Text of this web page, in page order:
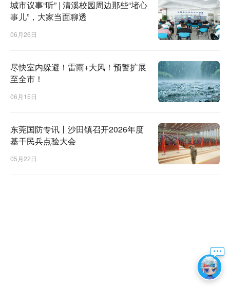
城市议事“听” | 清溪校园周边那些“堵心
事儿”，大家当面聊透
06月26日
尽快室内躲避！雷雨+大风！预警扩展
至全市！
06月15日
东莞国防专讯丨沙田镇召开2026年度
基干民兵点验大会
05月22日